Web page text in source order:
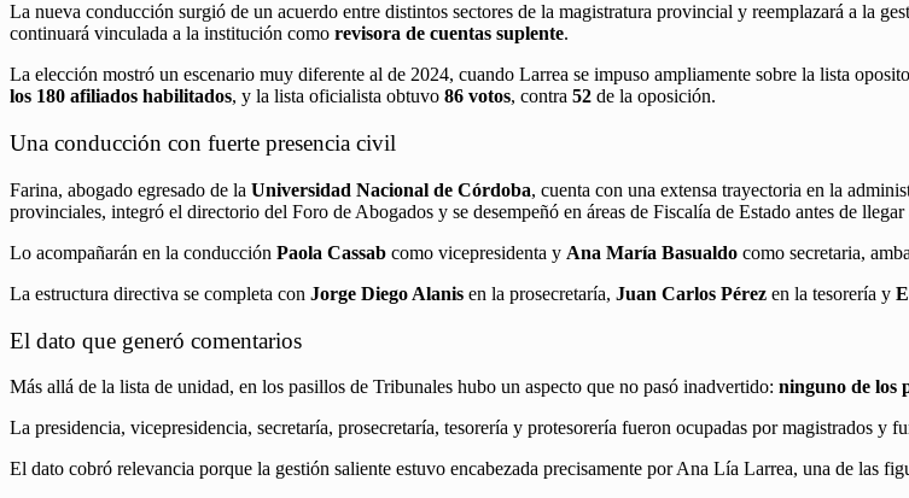
La nueva conducción surgió de un acuerdo entre distintos sectores de la magistratura provincial y reemplazará a la
continuará vinculada a la institución como revisora de cuentas suplente.
La elección mostró un escenario muy diferente al de 2024, cuando Larrea se impuso ampliamente sobre la lista
los 180 afiliados habilitados, y la lista oficialista obtuvo 86 votos, contra 52 de la oposición.
Una conducción con fuerte presencia civil
Farina, abogado egresado de la Universidad Nacional de Córdoba, cuenta con una extensa trayectoria en la
provinciales, integró el directorio del Foro de Abogados y se desempeñó en áreas de Fiscalía de Estado antes de llegar
Lo acompañarán en la conducción Paola Cassab como vicepresidenta y Ana María Basualdo como secretaria,
La estructura directiva se completa con Jorge Diego Alanis en la prosecretaría, Juan Carlos Pérez en la tesorería y
El dato que generó comentarios
Más allá de la lista de unidad, en los pasillos de Tribunales hubo un aspecto que no pasó inadvertido: ninguno de los
La presidencia, vicepresidencia, secretaría, prosecretaría, tesorería y protesorería fueron ocupadas por magistrados
El dato cobró relevancia porque la gestión saliente estuvo encabezada precisamente por Ana Lía Larrea, una de las